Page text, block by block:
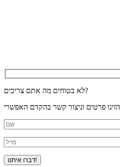
לא בטוחים מה אתם צריכים?
הזינו פרטים וניצור קשר בהקדם האפשרי